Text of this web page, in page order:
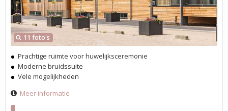
11 foto's
Prachtige ruimte voor huwelijksceremonie
Moderne bruidssuite
Vele mogelijkheden
Meer informatie